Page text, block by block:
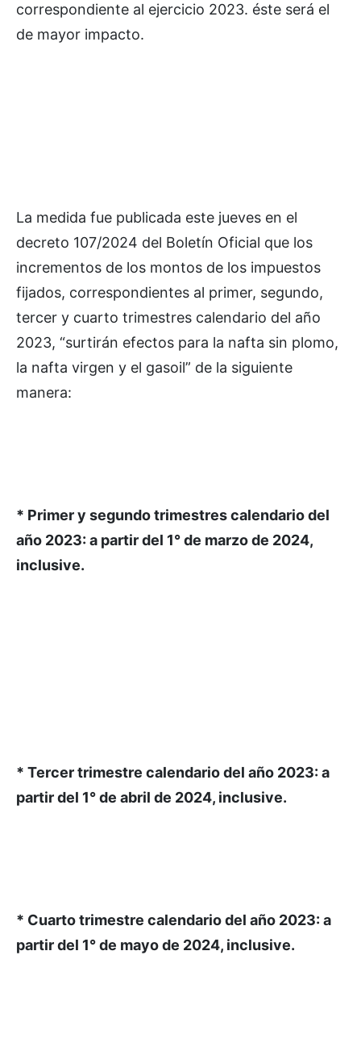
correspondiente al ejercicio 2023. éste será el
de mayor impacto.
La medida fue publicada este jueves en el
decreto 107/2024 del Boletín Oficial que los
incrementos de los montos de los impuestos
fijados, correspondientes al primer, segundo,
tercer y cuarto trimestres calendario del año
2023, “surtirán efectos para la nafta sin plomo,
la nafta virgen y el gasoil” de la siguiente
manera:
* Primer y segundo trimestres calendario del
año 2023: a partir del 1° de marzo de 2024,
inclusive.
* Tercer trimestre calendario del año 2023: a
partir del 1° de abril de 2024, inclusive.
* Cuarto trimestre calendario del año 2023: a
partir del 1° de mayo de 2024, inclusive.